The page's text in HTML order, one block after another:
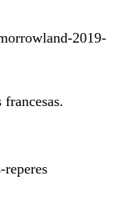
2019-
francesas.